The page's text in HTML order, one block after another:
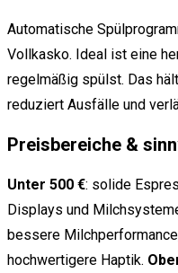
Automatische
Vollkasko. Ideal ist eine
regelmäßig spülst. Das
reduziert Ausfälle und
Preisbereiche &
Unter 500 €: solide
Displays und
bessere
hochwertigere Haptik.